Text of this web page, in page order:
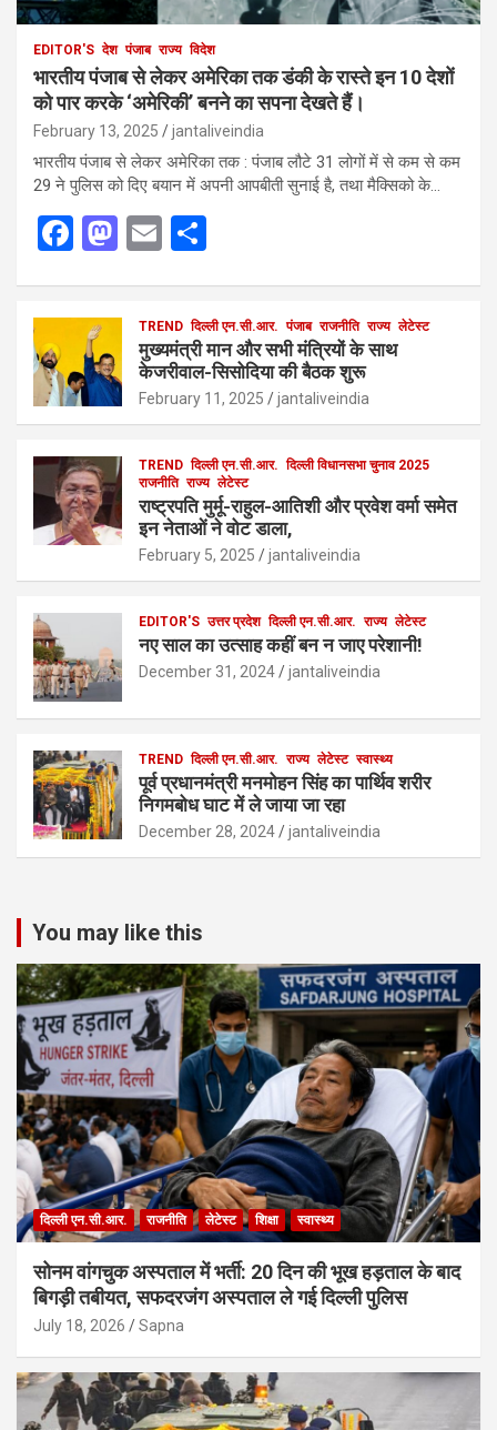
EDITOR'S देश पंजाब राज्य विदेश
भारतीय पंजाब से लेकर अमेरिका तक डंकी के रास्ते इन 10 देशों
को पार करके ‘अमेरिकी’ बनने का सपना देखते हैं।
February 13, 2025 jantaliveindia
भारतीय पंजाब से लेकर अमेरिका तक : पंजाब लौटे 31 लोगों में से कम से कम
29 ने पुलिस को दिए बयान में अपनी आपबीती सुनाई है, तथा मैक्सिको के…
F
b
o
o
k
M
d
o
n
E
e
TREND दिल्ली एन.सी.आर. पंजाब राजनीति राज्य लेटेस्ट
मुख्यमंत्री मान और सभी मंत्रियों के साथ
केजरीवाल-सिसोदिया की बैठक शुरू
February 11, 2025 jantaliveindia
TREND दिल्ली एन.सी.आर. दिल्ली विधानसभा चुनाव 2025
राजनीति राज्य लेटेस्ट
राष्ट्रपति मुर्मू-राहुल-आतिशी और प्रवेश वर्मा समेत
इन नेताओं ने वोट डाला,
February 5, 2025 jantaliveindia
EDITOR'S उत्तर प्रदेश दिल्ली एन.सी.आर. राज्य लेटेस्ट
नए साल का उत्साह कहीं बन न जाए परेशानी!
December 31, 2024 jantaliveindia
TREND दिल्ली एन.सी.आर. राज्य लेटेस्ट स्वास्थ्य
पूर्व प्रधानमंत्री मनमोहन सिंह का पार्थिव शरीर
निगमबोध घाट में ले जाया जा रहा
December 28, 2024 jantaliveindia
You may like this
दिल्ली एन.सी.आर. राजनीति लेटेस्ट शिक्षा स्वास्थ्य
सोनम वांगचुक अस्पताल में भर्ती: 20 दिन की भूख हड़ताल के बाद
बिगड़ी तबीयत, सफदरजंग अस्पताल ले गई दिल्ली पुलिस
July 18, 2026 Sapna